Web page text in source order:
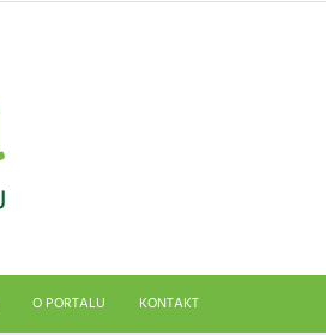
O PORTALU KONTAKT